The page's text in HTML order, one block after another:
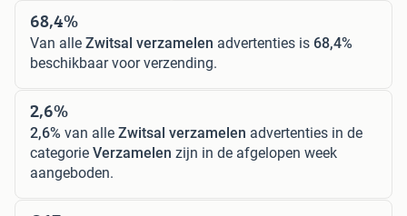
68,4%
Van alle Zwitsal verzamelen advertenties is 68,4%
beschikbaar voor verzending.
2,6%
2,6% van alle Zwitsal verzamelen advertenties in de
categorie Verzamelen zijn in de afgelopen week
aangeboden.